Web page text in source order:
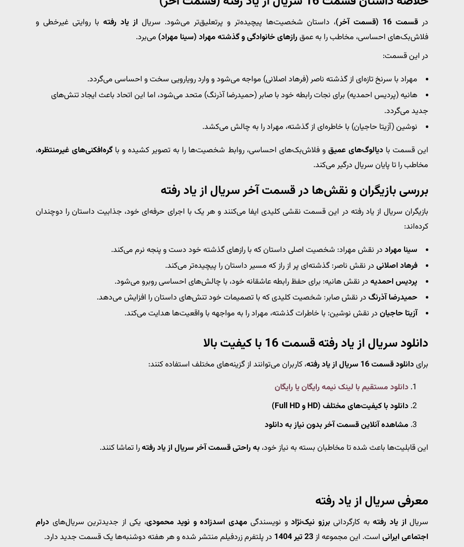
در قسمت 16 (قسمت آخر) ، داستان شخصیت‌ها پیچیده‌تر و پرتعلیق‌تر می‌شود. سریال از یاد رفته با روایتی غیرخطی و
فلاش‌بک‌های احساسی، مخاطب را به عمقرازهای خانوادگی و گذشته مهراد (سینا مهراد) می‌برد.
در این قسمت:
مهراد با سرنخ تازه‌ای از گذشته ناصر (فرهاد اصلانی) مواجه می‌شود و وارد رویارویی سخت و احساسی می‌گردد.
هانیه (پردیس احمدیه) برای نجات رابطه خود با صابر (حمیدرضا آذرنگ) متحد می‌شود، اما این اتحاد باعث ایجاد تنش‌های
جدید می‌گردد.
نوشین (آزیتا حاجیان) با خاطره‌ای از گذشته، مهراد را به چالش می‌کشد.
این قسمت بادیالوگ‌های عمیق و فلاش‌بک‌های احساسی، روابط شخصیت‌ها را به تصویر کشیده و با گره‌افکنی‌های غیرمنتظره،
مخاطب را تا پایان سریال درگیر می‌کند.
بررسی بازیگران و نقش‌ها در قسمت آخر سریال از یاد رفته
بازیگران سریال از یاد رفته در این قسمت نقشی کلیدی ایفا می‌کنند و هر یک با اجرای حرفه‌ای خود، جذابیت داستان را دوچندان
کرده‌اند:
سینا مهراد در نقش مهراد: شخصیت اصلی داستان که با رازهای گذشته خود دست و پنجه نرم می‌کند.
فرهاد اصلانی در نقش ناصر: گذشته‌ای پر از راز که مسیر داستان را پیچیده‌تر می‌کند.
پردیس احمدیه در نقش هانیه: برای حفظ رابطه عاشقانه خود، با چالش‌های احساسی روبرو می‌شود.
حمیدرضا آذرنگ در نقش صابر: شخصیت کلیدی که با تصمیمات خود تنش‌های داستان را افزایش می‌دهد.
آزیتا حاجیان در نقش نوشین: با خاطرات گذشته، مهراد را به مواجهه با واقعیت‌ها هدایت می‌کند.
دانلود سریال از یاد رفته قسمت 16 با کیفیت بالا
برایدانلود قسمت 16 سریال از یاد رفته
، کاربران می‌توانند از گزینه‌های مختلف استفاده کنند:
دانلود مستقیم با لینک نیمه رایگان یا رایگان
دانلود با کیفیت‌های مختلف (HD و Full HD)
مشاهده آنلاین قسمت آخر بدون نیاز به دانلود
این قابلیت‌ها باعث شده تا مخاطبان بسته به نیاز خود، به راحتی قسمت آخر سریال از یاد رفتهرا تماشا کنند.
معرفی سریال از یاد رفته
سریال از یاد رفتهبه کارگردانیبرزو نیک‌نژادو نویسندگی مهدی اسدزاده و نوید محمودی، یکی از جدیدترین سریال‌های درام
اجتماعی ایرانی است. این مجموعه از23 تیر 1404
در پلتفرم زردفیلم منتشر شده و هر هفته دوشنبه‌ها یک قسمت جدید دارد.